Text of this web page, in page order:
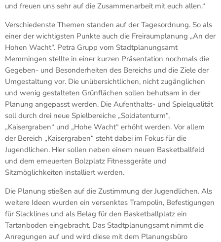
und freuen uns sehr auf die Zusammenarbeit mit euch allen.“
Verschiedenste Themen standen auf der Tagesordnung. So als
einer der wichtigsten Punkte auch die Freiraumplanung „An der
Hohen Wacht“. Petra Grupp vom Stadtplanungsamt
Memmingen stellte in einer kurzen Präsentation nochmals die
Gegeben- und Besonderheiten des Bereichs und die Ziele der
Umgestaltung vor. Die unübersichtlichen, nicht zugänglichen
und wenig gestalteten Grünflächen sollen behutsam in der
Planung angepasst werden. Die Aufenthalts- und Spielqualität
soll durch drei neue Spielbereiche „Soldatenturm“,
„Kaisergraben“ und „Hohe Wacht“ erhöht werden. Vor allem
der Bereich „Kaisergraben“ steht dabei im Fokus für die
Jugendlichen. Hier sollen neben einem neuen Basketballfeld
und dem erneuerten Bolzplatz Fitnessgeräte und
Sitzmöglichkeiten installiert werden.
Die Planung stießen auf die Zustimmung der Jugendlichen. Als
weitere Ideen wurden ein versenktes Trampolin, Befestigungen
für Slacklines und als Belag für den Basketballplatz ein
Tartanboden eingebracht. Das Stadtplanungsamt nimmt die
Anregungen auf und wird diese mit dem Planungsbüro